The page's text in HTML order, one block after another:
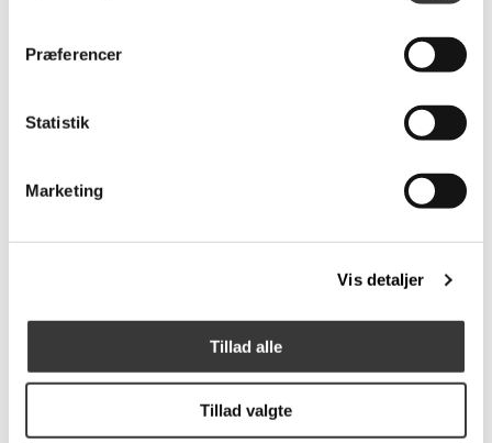
Præferencer
Statistik
Marketing
Vis detaljer
Tillad alle
Tillad valgte
Fast
chaiselong
Oscar spisebordsstol